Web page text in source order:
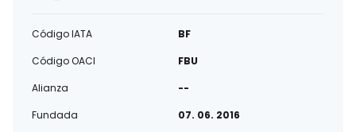
Código IATA
BF
Código OACI
FBU
Alianza
--
Fundada
07. 06. 2016